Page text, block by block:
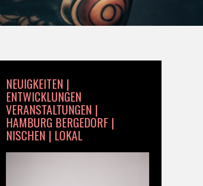
NEUIGKEITEN |
ENTWICKLUNGEN
VERANSTALTUNGEN |
HAMBURG BERGEDORF |
NISCHEN | LOKAL